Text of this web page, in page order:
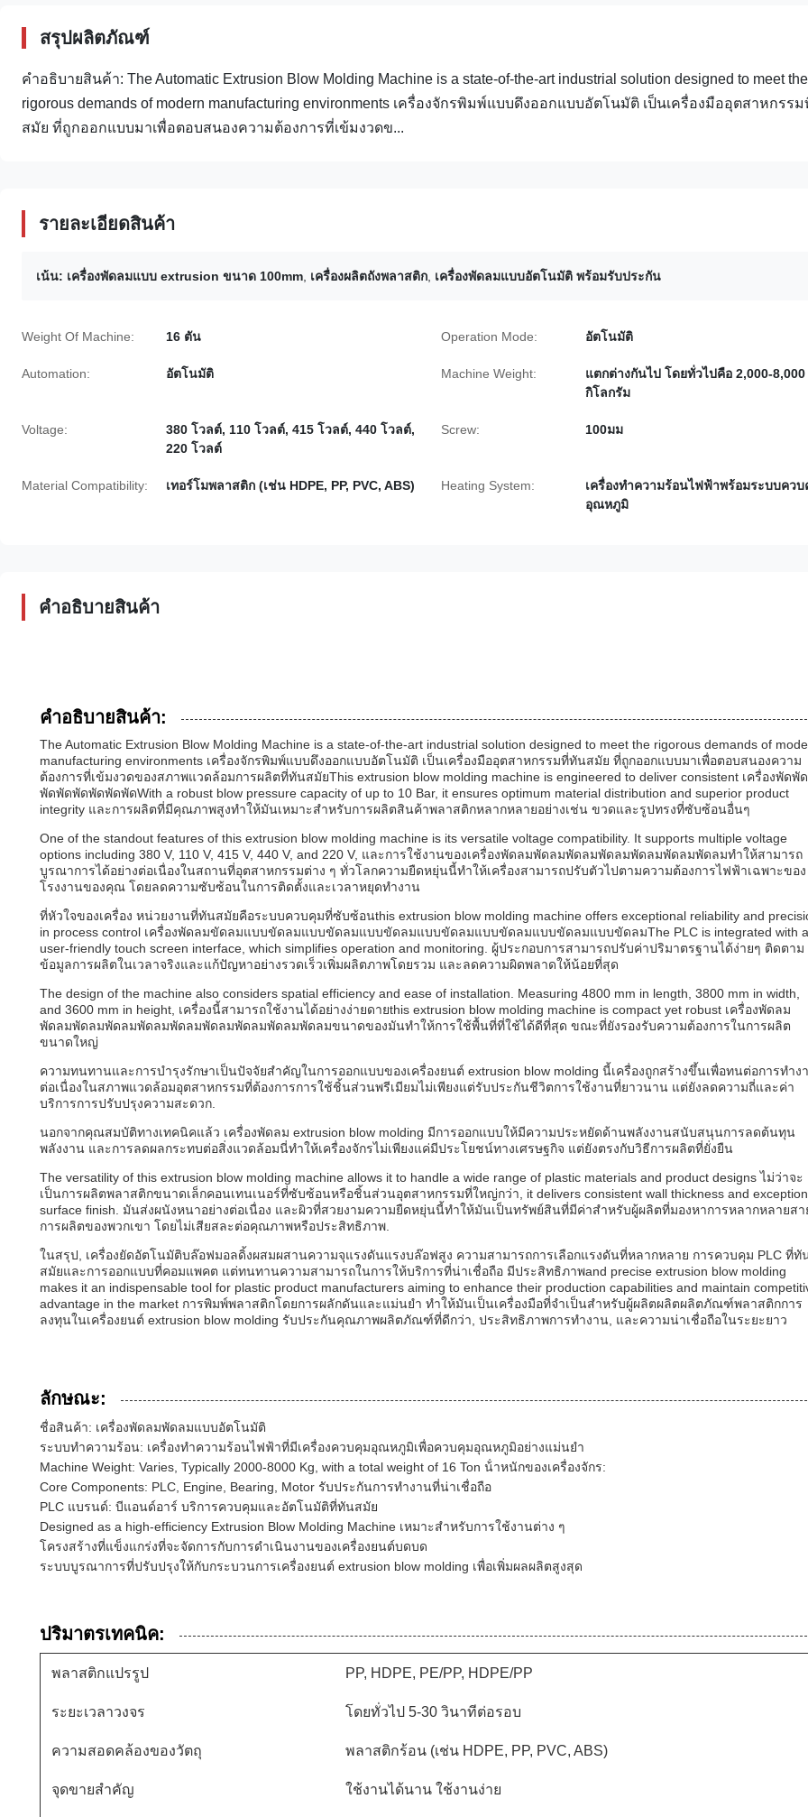
สรุปผลิตภัณฑ์
คําอธิบายสินค้า: The Automatic Extrusion Blow Molding Machine is a state-of-the-art industrial solution designed to meet the
rigorous demands of modern manufacturing environments เครื่องจักรพิมพ์แบบดึงออกแบบอัตโนมัติ เป็นเครื่องมืออุตสาหกรร
สมัย ที่ถูกออกแบบมาเพื่อตอบสนองความต้องการที่เข้มงวดข...
รายละเอียดสินค้า
เน้น: เครื่องพัดลมแบบ extrusion ขนาด 100mm เครื่องผลิตถังพลาสติก เครื่องพัดลมแบบอัตโนมัติ พร้อมรับประกัน
Weight Of Machine: 16 ตัน Operation Mode: อัตโนมัติ
Automation: อัตโนมัติ Machine Weight:
แตกต่างกันไป โดยทั่วไปคือ 2,000-8,000
กิโลกรัม
Voltage:
380 โวลต์, 110 โวลต์, 415 โวลต์, 440 โวลต์,
220 โวลต์
Screw: 100มม
Material Compatibility: เทอร์โมพลาสติก (เช่น HDPE, PP, PVC, ABS) Heating System:
เครื่องทำความร้อนไฟฟ้าพร้อมระบบควบ
อุณหภูมิ
คำอธิบายสินค้า
คําอธิบายสินค้า:
The Automatic Extrusion Blow Molding Machine is a state-of-the-art industrial solution designed to meet the rigorous demands of
manufacturing environments เครื่องจักรพิมพ์แบบดึงออกแบบอัตโนมัติ เป็นเครื่องมืออุตสาหกรรมที่ทันสมัย ที่ถูกออกแบบมาเพื่อตอบสนองความ
ต้องการที่เข้มงวดของสภาพแวดล้อมการผลิตที่ทันสมัยThis extrusion blow molding machine is engineered to deliver consistent เครื่องพัดพัด
พัดพัดพัดพัดพัดพัดWith a robust blow pressure capacity of up to 10 Bar, it ensures optimum material distribution and superior product
integrity และการผลิตที่มีคุณภาพสูงทําให้มันเหมาะสําหรับการผลิตสินค้าพลาสติกหลากหลายอย่างเช่น ขวดและรูปทรงที่ซับซ้อนอื่นๆ
One of the standout features of this extrusion blow molding machine is its versatile voltage compatibility. It supports multiple voltage
options including 380 V, 110 V, 415 V, 440 V, and 220 V, และการใช้งานของเครื่องพัดลมพัดลมพัดลมพัดลมพัดลมพัดลมพัดลมทําให้สามารถ
บูรณาการได้อย่างต่อเนื่องในสถานที่อุตสาหกรรมต่าง ๆ ทั่วโลกความยืดหยุ่นนี้ทําให้เครื่องสามารถปรับตัวไปตามความต้องการไฟฟ้าเฉพาะของ
โรงงานของคุณ โดยลดความซับซ้อนในการติดตั้งและเวลาหยุดทํางาน
ที่หัวใจของเครื่อง หน่วยงานที่ทันสมัยคือระบบควบคุมที่ซับซ้อนthis extrusion blow molding machine offers exceptional reliability and
in process control เครื่องพัดลมขัดลมแบบขัดลมแบบขัดลมแบบขัดลมแบบขัดลมแบบขัดลมแบบขัดลมแบบขัดลมThe PLC is integrated with a
user-friendly touch screen interface, which simplifies operation and monitoring. ผู้ประกอบการสามารถปรับค่าปริมาตรฐานได้ง่ายๆ ติดตาม
ข้อมูลการผลิตในเวลาจริงและแก้ปัญหาอย่างรวดเร็วเพิ่มผลิตภาพโดยรวม และลดความผิดพลาดให้น้อยที่สุด
The design of the machine also considers spatial efficiency and ease of installation. Measuring 4800 mm in length, 3800 mm in width,
and 3600 mm in height, เครื่องนี้สามารถใช้งานได้อย่างง่ายดายthis extrusion blow molding machine is compact yet robust เครื่องพัดลม
พัดลมพัดลมพัดลมพัดลมพัดลมพัดลมพัดลมพัดลมพัดลมขนาดของมันทําให้การใช้พื้นที่ที่ใช้ได้ดีที่สุด ขณะที่ยังรองรับความต้องการในการผลิต
ขนาดใหญ่
ความทนทานและการบํารุงรักษาเป็นปัจจัยสําคัญในการออกแบบของเครื่องยนต์ extrusion blow molding นี้เครื่องถูกสร้างขึ้นเพื่อทนต่อการทําง
ต่อเนื่องในสภาพแวดล้อมอุตสาหกรรมที่ต้องการการใช้ชิ้นส่วนพรีเมียมไม่เพียงแต่รับประกันชีวิตการใช้งานที่ยาวนาน แต่ยังลดความถี่และค่า
บริการการปรับปรุงความสะดวก.
นอกจากคุณสมบัติทางเทคนิคแล้ว เครื่องพัดลม extrusion blow molding มีการออกแบบให้มีความประหยัดด้านพลังงานสนับสนุนการลดต้นทุน
พลังงาน และการลดผลกระทบต่อสิ่งแวดล้อมนี่ทําให้เครื่องจักรไม่เพียงแค่มีประโยชน์ทางเศรษฐกิจ แต่ยังตรงกับวิธีการผลิตที่ยั่งยืน
The versatility of this extrusion blow molding machine allows it to handle a wide range of plastic materials and product designs ไม่ว่าจะ
เป็นการผลิตพลาสติกขนาดเล็กคอนเทนเนอร์ที่ซับซ้อนหรือชิ้นส่วนอุตสาหกรรมที่ใหญ่กว่า, it delivers consistent wall thickness and
surface finish. มันส่งผนังหนาอย่างต่อเนื่อง และผิวที่สวยงามความยืดหยุ่นนี้ทําให้มันเป็นทรัพย์สินที่มีค่าสําหรับผู้ผลิตที่มองหาการหลากหลายสา
การผลิตของพวกเขา โดยไม่เสียสละต่อคุณภาพหรือประสิทธิภาพ.
ในสรุป, เครื่องยัดอัตโนมัติบล๊อฟมอลดิ้งผสมผสานความจุแรงดันแรงบล๊อฟสูง ความสามารถการเลือกแรงดันที่หลากหลาย การควบคุม PLC ที่ทั
สมัยและการออกแบบที่คอมแพคต แต่ทนทานความสามารถในการให้บริการที่น่าเชื่อถือ มีประสิทธิภาพand precise extrusion blow molding
makes it an indispensable tool for plastic product manufacturers aiming to enhance their production capabilities and maintain
advantage in the market การพิมพ์พลาสติกโดยการผลักดันและแม่นยํา ทําให้มันเป็นเครื่องมือที่จําเป็นสําหรับผู้ผลิตผลิตผลิตภัณฑ์พลาสติกการ
ลงทุนในเครื่องยนต์ extrusion blow molding รับประกันคุณภาพผลิตภัณฑ์ที่ดีกว่า, ประสิทธิภาพการทํางาน, และความน่าเชื่อถือในระยะยาว
ลักษณะ:
ชื่อสินค้า: เครื่องพัดลมพัดลมแบบอัตโนมัติ
ระบบทําความร้อน: เครื่องทําความร้อนไฟฟ้าที่มีเครื่องควบคุมอุณหภูมิเพื่อควบคุมอุณหภูมิอย่างแม่นยํา
Machine Weight: Varies, Typically 2000-8000 Kg, with a total weight of 16 Ton น้ําหนักของเครื่องจักร:
Core Components: PLC, Engine, Bearing, Motor รับประกันการทํางานที่น่าเชื่อถือ
PLC แบรนด์: บีแอนด์อาร์ บริการควบคุมและอัตโนมัติที่ทันสมัย
Designed as a high-efficiency Extrusion Blow Molding Machine เหมาะสําหรับการใช้งานต่าง ๆ
โครงสร้างที่แข็งแกร่งที่จะจัดการกับการดําเนินงานของเครื่องยนต์บดบด
ระบบบูรณาการที่ปรับปรุงให้กับกระบวนการเครื่องยนต์ extrusion blow molding เพื่อเพิ่มผลผลิตสูงสุด
ปริมาตรเทคนิค:
พลาสติกแปรรูป PP, HDPE, PE/PP, HDPE/PP
ระยะเวลาวงจร โดยทั่วไป 5-30 วินาทีต่อรอบ
ความสอดคล้องของวัตถุ พลาสติกร้อน (เช่น HDPE, PP, PVC, ABS)
จุดขายสําคัญ ใช้งานได้นาน ใช้งานง่าย